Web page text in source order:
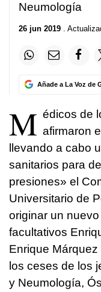
Neumología
26 jun 2019 .
Añade a La Voz de
M édicos de
afirmaron
llevando a cabo
sanitarios para
presiones» el
Universitario de
originar un
facultativos
Enrique
los ceses de los
y Neumología,